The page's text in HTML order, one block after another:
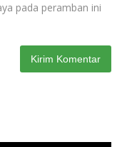
pada peramban ini